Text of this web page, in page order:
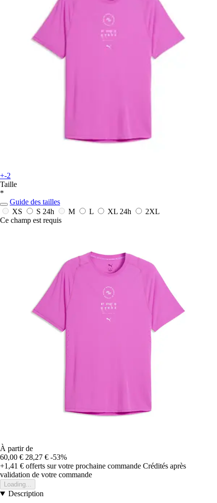
+-2
Taille
*
Guide des tailles
XS
S 24h M L XL 24h
2XL
Ce champ est requis
À partir de
60,00 € 28,27 € -53%
+1,41 € offerts sur votre prochaine commande Crédités après
validation de votre commande
Loading...
Description